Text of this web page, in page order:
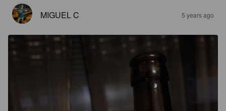
MIGUEL C 5 years ago